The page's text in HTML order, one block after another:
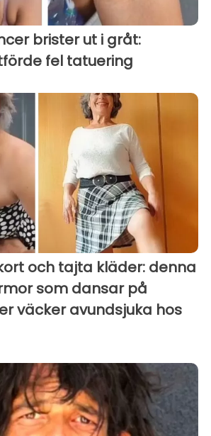
brister ut i gråt:
fel tatuering
och tajta kläder: denna
som dansar på
väcker avundsjuka hos